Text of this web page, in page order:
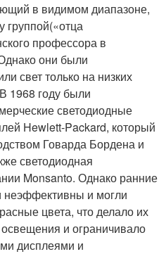
в видимом диапазоне,
группой(«отца
профессора в
они были
свет только на низких
1968 году были
светодиодные
Hewlett-Packard, который
Говарда Бордена и
светодиодная
Monsanto. Однако ранние
и могли
цвета, что делало их
и ограничивало
дисплеями и